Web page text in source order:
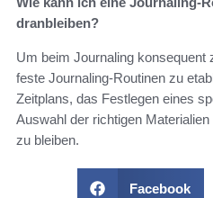
dranbleiben?
Um beim Journaling konsequent
feste Journaling-Routinen zu
Zeitplans, das Festlegen eines
Auswahl der richtigen
zu bleiben.
Facebook